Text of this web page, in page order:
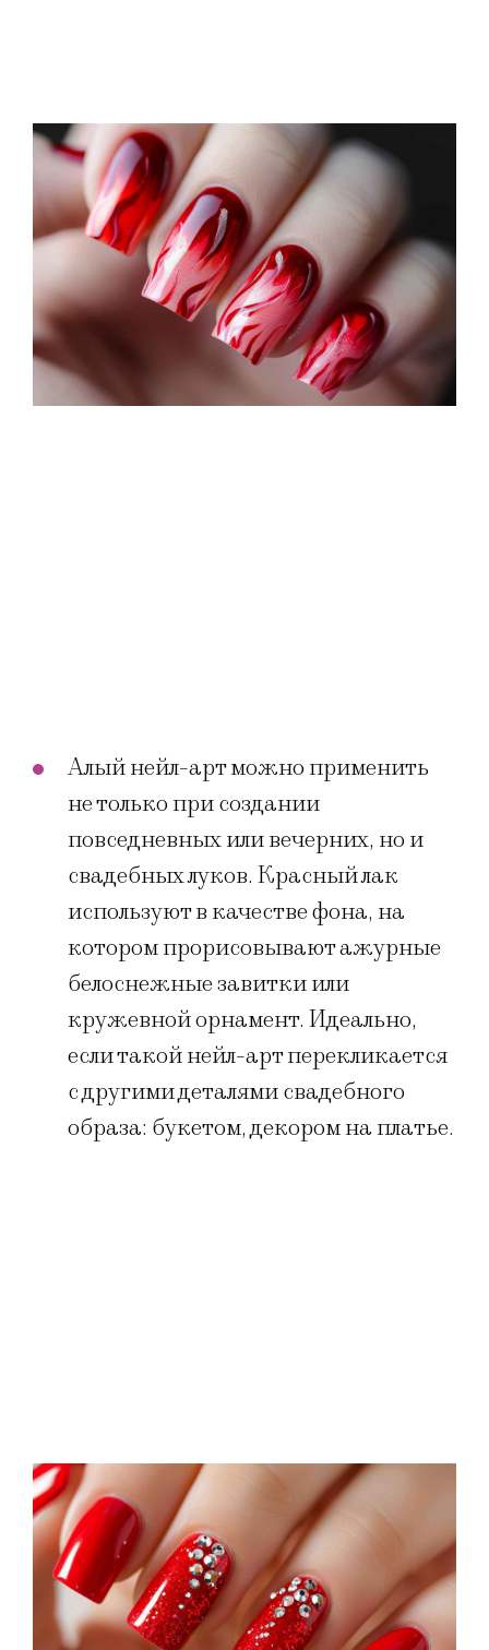
Алый нейл-арт можно применить
не только при создании
повседневных или вечерних, но и
свадебных луков. Красный лак
используют в качестве фона, на
котором прорисовывают ажурные
белоснежные завитки или
кружевной орнамент. Идеально,
если такой нейл-арт перекликается
с другими деталями свадебного
образа: букетом, декором на платье.